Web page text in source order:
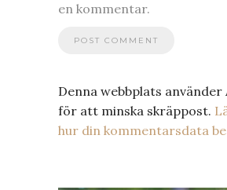
en kommentar.
Denna webbplats använder
för att minska skräppost.
hur din kommentarsdata